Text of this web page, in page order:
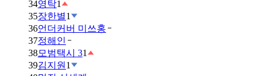
34영탁1
35장한별1
36언더커버 미쓰홍
37정해인
38모범택시 31
39김지원 1